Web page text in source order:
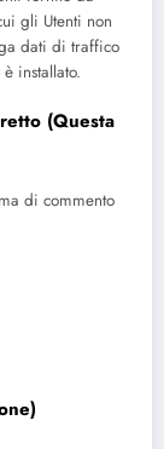
gli Utenti non
dati di traffico
installato.
(Questa
di commento